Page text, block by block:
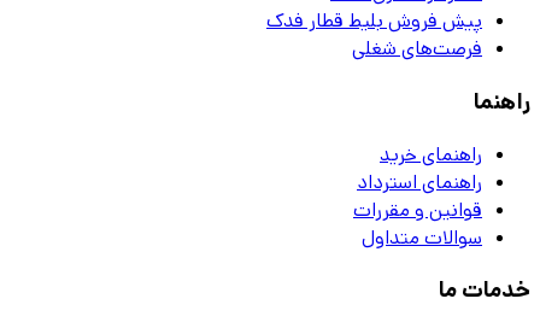
پیش فروش بلیط قطار فدک
فرصت‌های شغلی
راهنما
راهنمای خرید
راهنمای استرداد
قوانین و مقررات
سوالات متداول
خدمات ما